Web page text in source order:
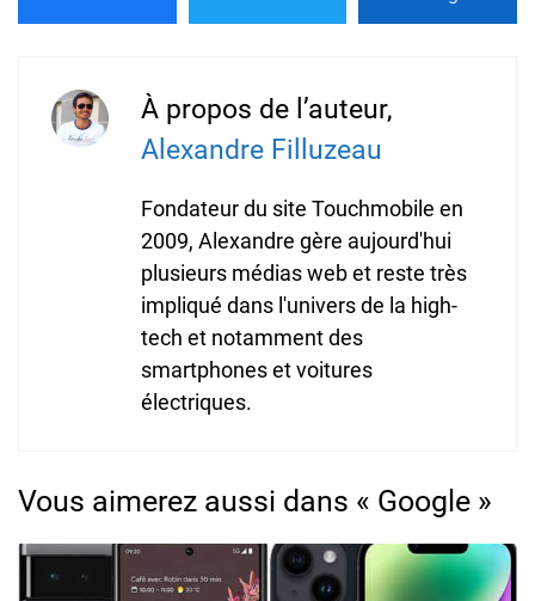
À propos de l’auteur,
Alexandre Filluzeau
Fondateur du site Touchmobile en
2009, Alexandre gère aujourd'hui
plusieurs médias web et reste très
impliqué dans l'univers de la high-
tech et notamment des
smartphones et voitures
électriques.
Vous aimerez aussi dans « Google »